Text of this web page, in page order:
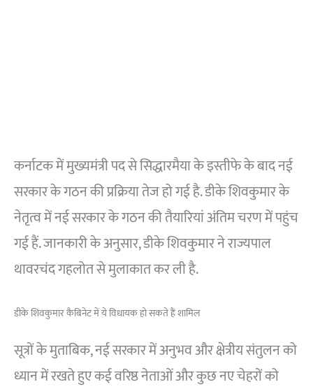
कर्नाटक में मुख्यमंत्री पद से सिद्धारमैया के इस्तीफे के बाद नई
सरकार के गठन की प्रक्रिया तेज हो गई है. डीके शिवकुमार के
नेतृत्व में नई सरकार के गठन की तैयारियां अंतिम चरण में पहुंच
गई हैं. जानकारी के अनुसार, डीके शिवकुमार ने राज्यपाल
थावरचंद गहलोत से मुलाकात कर ली है.
डीके शिवकुमार कैबिनेट में ये विधायक हो सकते हैं शामिल
सूत्रों के मुताबिक, नई सरकार में अनुभव और क्षेत्रीय संतुलन को
ध्यान में रखते हुए कई वरिष्ठ नेताओं और कुछ नए चेहरों को